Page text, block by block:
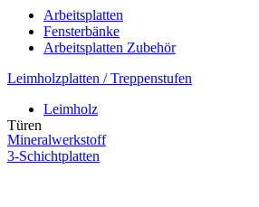
Arbeitsplatten
Fensterbänke
Arbeitsplatten Zubehör
Leimholzplatten / Treppenstufen
Leimholz
Mineralwerkstoff
3-Schichtplatten
Türen